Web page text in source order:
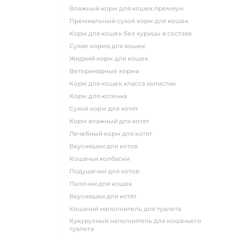
влажный корм для кошек премиум
премиальный сухой корм для кошек
корм для кошек без курицы в составе
сухие корма для кошек
жидкий корм для кошек
ветеринарные корма
корм для кошек класса холистик
корм для котенка
сухой корм для котят
корм влажный для котят
лечебный корм для котят
вкусняшки для котов
кошачьи колбаски
подушечки для котов
палочки для кошек
вкусняшки для котят
кошачий наполнитель для туалета
кукурузный наполнитель для кошачьего
туалета